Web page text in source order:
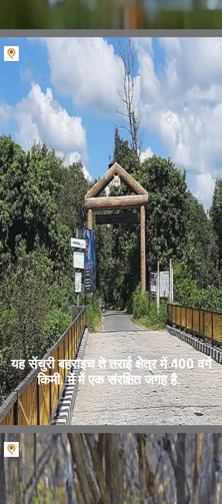
यह सेंचुरी बहराइच ते तराई क्षेत्र में 400 वर्ग
किमी. में में एक संरक्षित जगह है.